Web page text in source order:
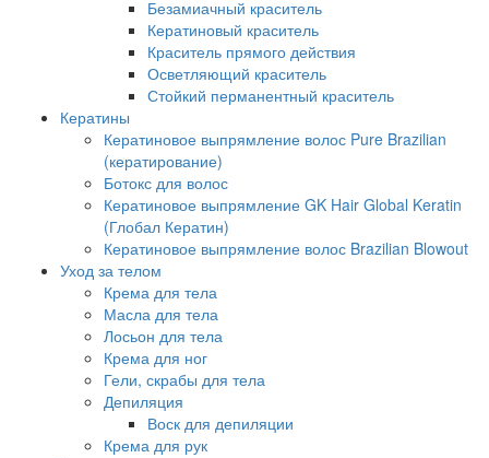
Безамиачный краситель
Кератиновый краситель
Краситель прямого действия
Осветляющий краситель
Стойкий перманентный краситель
Кератины
Кератиновое выпрямление волос Pure Brazilian
(кератирование)
Ботокс для волос
Кератиновое выпрямление GK Hair Global Keratin
(Глобал Кератин)
Кератиновое выпрямление волос Brazilian Blowout
Уход за телом
Крема для тела
Масла для тела
Лосьон для тела
Крема для ног
Гели, скрабы для тела
Депиляция
Воск для депиляции
Крема для рук